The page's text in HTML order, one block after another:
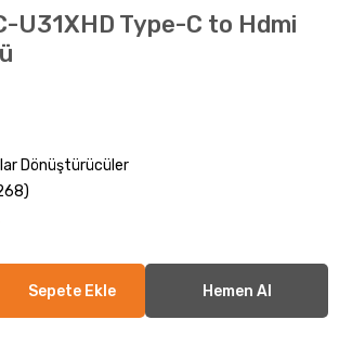
U31XHD Type-C to Hdmi
Dönüştürücüler